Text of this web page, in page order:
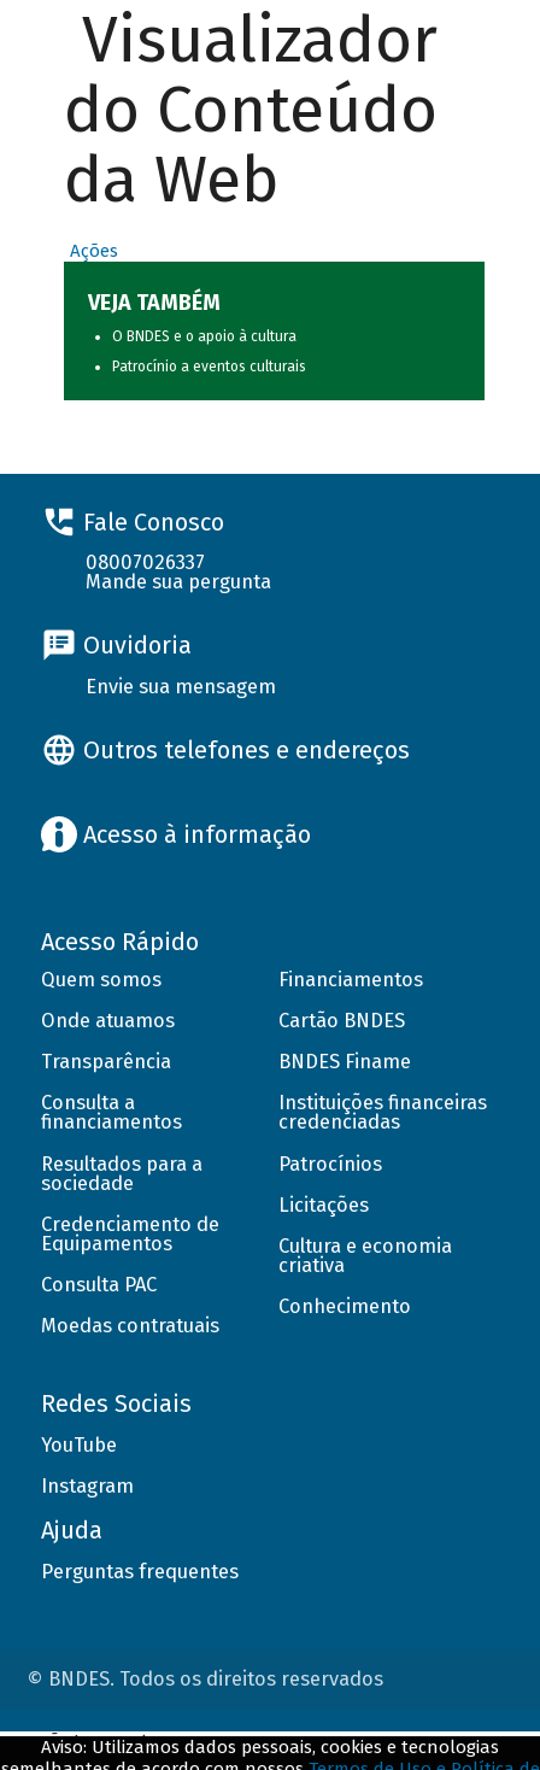
Visualizador
do Conteúdo
da Web
Ações
VEJA TAMBÉM
O BNDES e o apoio à cultura
Patrocínio a eventos culturais
Fale Conosco
08007026337
Mande sua pergunta
Ouvidoria
Envie sua mensagem
Outros telefones e endereços
Acesso à informação
Acesso Rápido
Quem somos
Onde atuamos
Transparência
Consulta a
financiamentos
Resultados para a
sociedade
Credenciamento de
Equipamentos
Consulta PAC
Moedas contratuais
Financiamentos
Cartão BNDES
BNDES Finame
Instituições financeiras
credenciadas
Patrocínios
Licitações
Cultura e economia
criativa
Conhecimento
Redes Sociais
YouTube
Instagram
Ajuda
Perguntas frequentes
© BNDES. Todos os direitos reservados
Aviso: Utilizamos dados pessoais, cookies e tecnologias
ConteÃºdo complementar